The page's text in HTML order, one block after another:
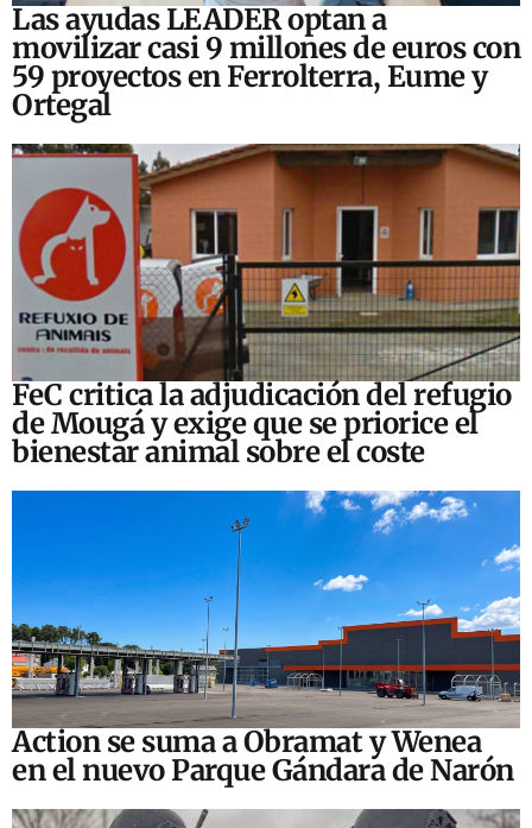
Las ayudas LEADER optan a
movilizar casi 9 millones de euros con
59 proyectos en Ferrolterra, Eume y
Ortegal
FeC critica la adjudicación del refugio
de Mougá y exige que se priorice el
bienestar animal sobre el coste
Action se suma a Obramat y Wenea
en el nuevo Parque Gándara de Narón